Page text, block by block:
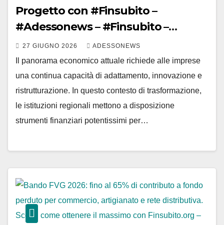
Progetto con #Finsubito –
#Adessonews – #Finsubito –
Adessonews
27 GIUGNO 2026 ADESSONEWS
Il panorama economico attuale richiede alle imprese
una continua capacità di adattamento, innovazione e
ristrutturazione. In questo contesto di trasformazione,
le istituzioni regionali mettono a disposizione
strumenti finanziari potentissimi per…